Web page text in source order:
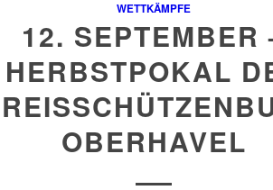
WETTKÄMPFE
12. SEPTEMBER
HERBSTPOKAL
OBERHAVEL